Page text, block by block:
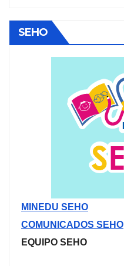
SEHO
MINEDU SEHO
COMUNICADOS SEHO
EQUIPO SEHO